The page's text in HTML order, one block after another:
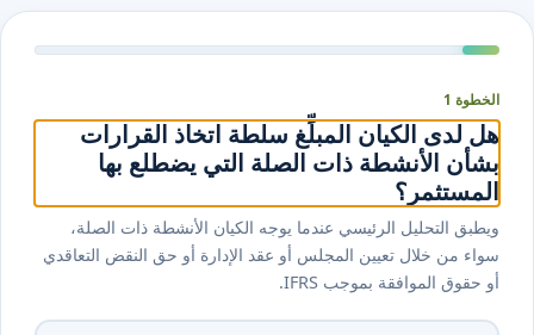
الخطوة 1
هل لدى الكيان المبلِّغ سلطة اتخاذ القرارات
بشأن الأنشطة ذات الصلة التي يضطلع بها
المستثمر؟
ويطبق التحليل الرئيسي عندما يوجه الكيان الأنشطة ذات الصلة،
سواء من خلال تعيين المجلس أو عقد الإدارة أو حق النقض التعاقدي
أو حقوق الموافقة بموجب IFRS.